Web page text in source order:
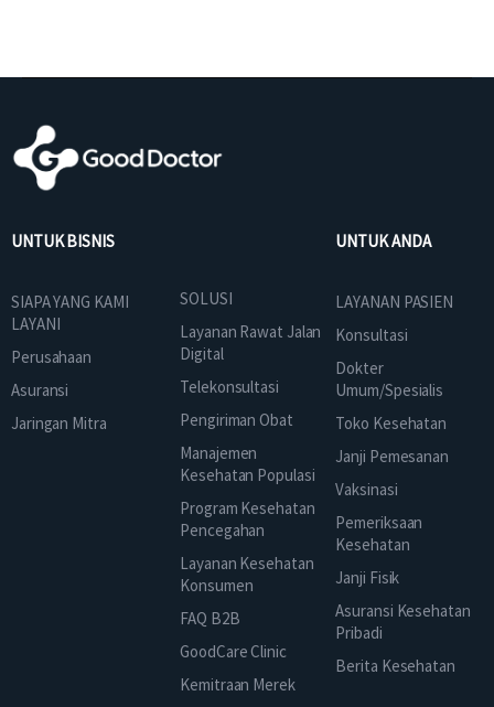
UNTUK BISNIS
SIAPA YANG KAMI
LAYANI
Perusahaan
Asuransi
Jaringan Mitra
SOLUSI
Layanan Rawat Jalan
Digital
Telekonsultasi
Pengiriman Obat
Manajemen
Kesehatan Populasi
Program Kesehatan
Pencegahan
Layanan Kesehatan
Konsumen
FAQ B2B
GoodCare Clinic
Kemitraan Merek
UNTUK ANDA
LAYANAN PASIEN
Konsultasi
Dokter
Umum/Spesialis
Toko Kesehatan
Janji Pemesanan
Vaksinasi
Pemeriksaan
Kesehatan
Janji Fisik
Asuransi Kesehatan
Pribadi
Berita Kesehatan